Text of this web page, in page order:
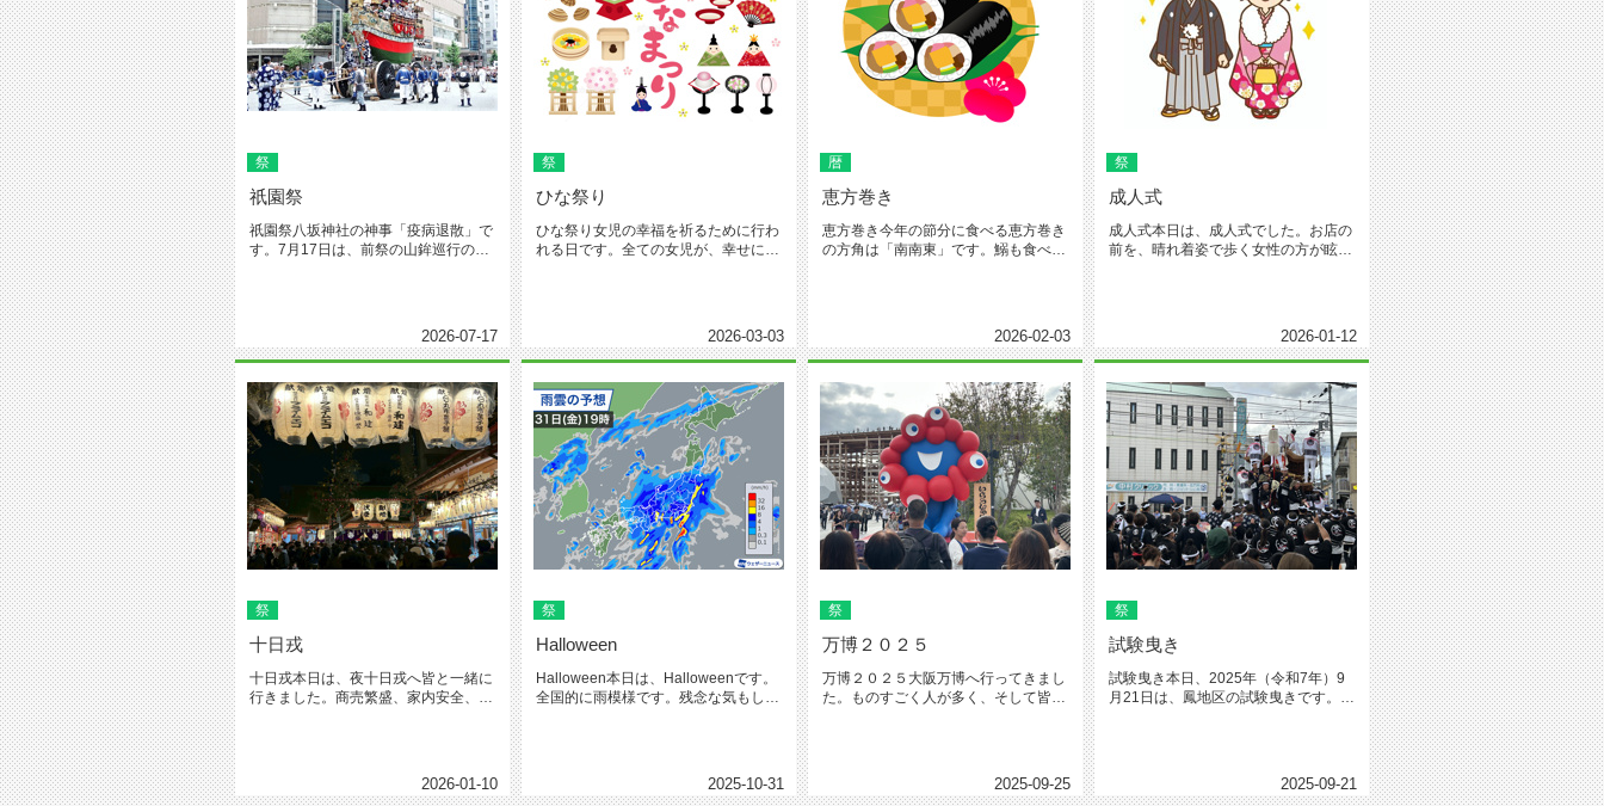
祭
祇園祭
祇園祭八坂神社の神事「疫病退散」で
す。7月17日は、前祭の山鉾巡行の日
2026-07-17
祭
ひな祭り
ひな祭り女児の幸福を祈るために行わ
れる日です。全ての女児が、幸せに過
2026-03-03
暦
恵方巻き
恵方巻き今年の節分に食べる恵方巻き
の方角は「南南東」です。鰯も食べな
2026-02-03
祭
成人式
成人式本日は、成人式でした。お店の
前を、晴れ着姿で歩く女性の方が眩し
2026-01-12
祭
十日戎
十日戎本日は、夜十日戎へ皆と一緒に
行きました。商売繁盛、家内安全、無
2026-01-10
祭
Halloween
Halloween本日は、Halloweenです。
全国的に雨模様です。残念な気もしま
2025-10-31
祭
万博２０２５
万博２０２５大阪万博へ行ってきまし
た。ものすごく人が多く、そして皆様
2025-09-25
祭
試験曳き
試験曳き本日、2025年（令和7年）9
月21日は、鳳地区の試験曳きです。本
2025-09-21